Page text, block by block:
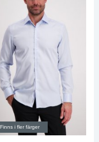
Finns i fler färger